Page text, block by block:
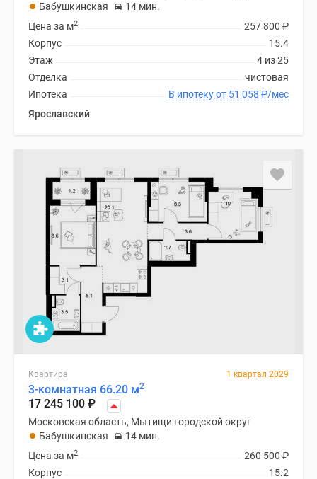
Бабушкинская
14 мин.
257 800 ₽
Цена за м2
15.4
Корпус
4 из 25
Этаж
чистовая
Отделка
В ипотеку от 51 058 ₽/мес
Ипотека
Ярославский
Квартира 1 квартал 2029
3-комнатная 66.20 м2
17 245 100 ₽
Московская область, Мытищи городской округ
Бабушкинская
14 мин.
260 500 ₽
Цена за м2
15.2
Корпус